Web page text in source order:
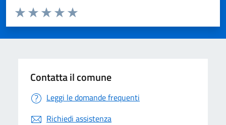
Valuta da 1 a 5 stelle la pagina
Valuta 5 stelle su 5
Valuta 4 stelle su 5
Valuta 3 stelle su 5
Valuta 2 stelle su 5
Valuta 1 stelle su 5
Contatta il comune
Leggi le domande frequenti
Richiedi assistenza